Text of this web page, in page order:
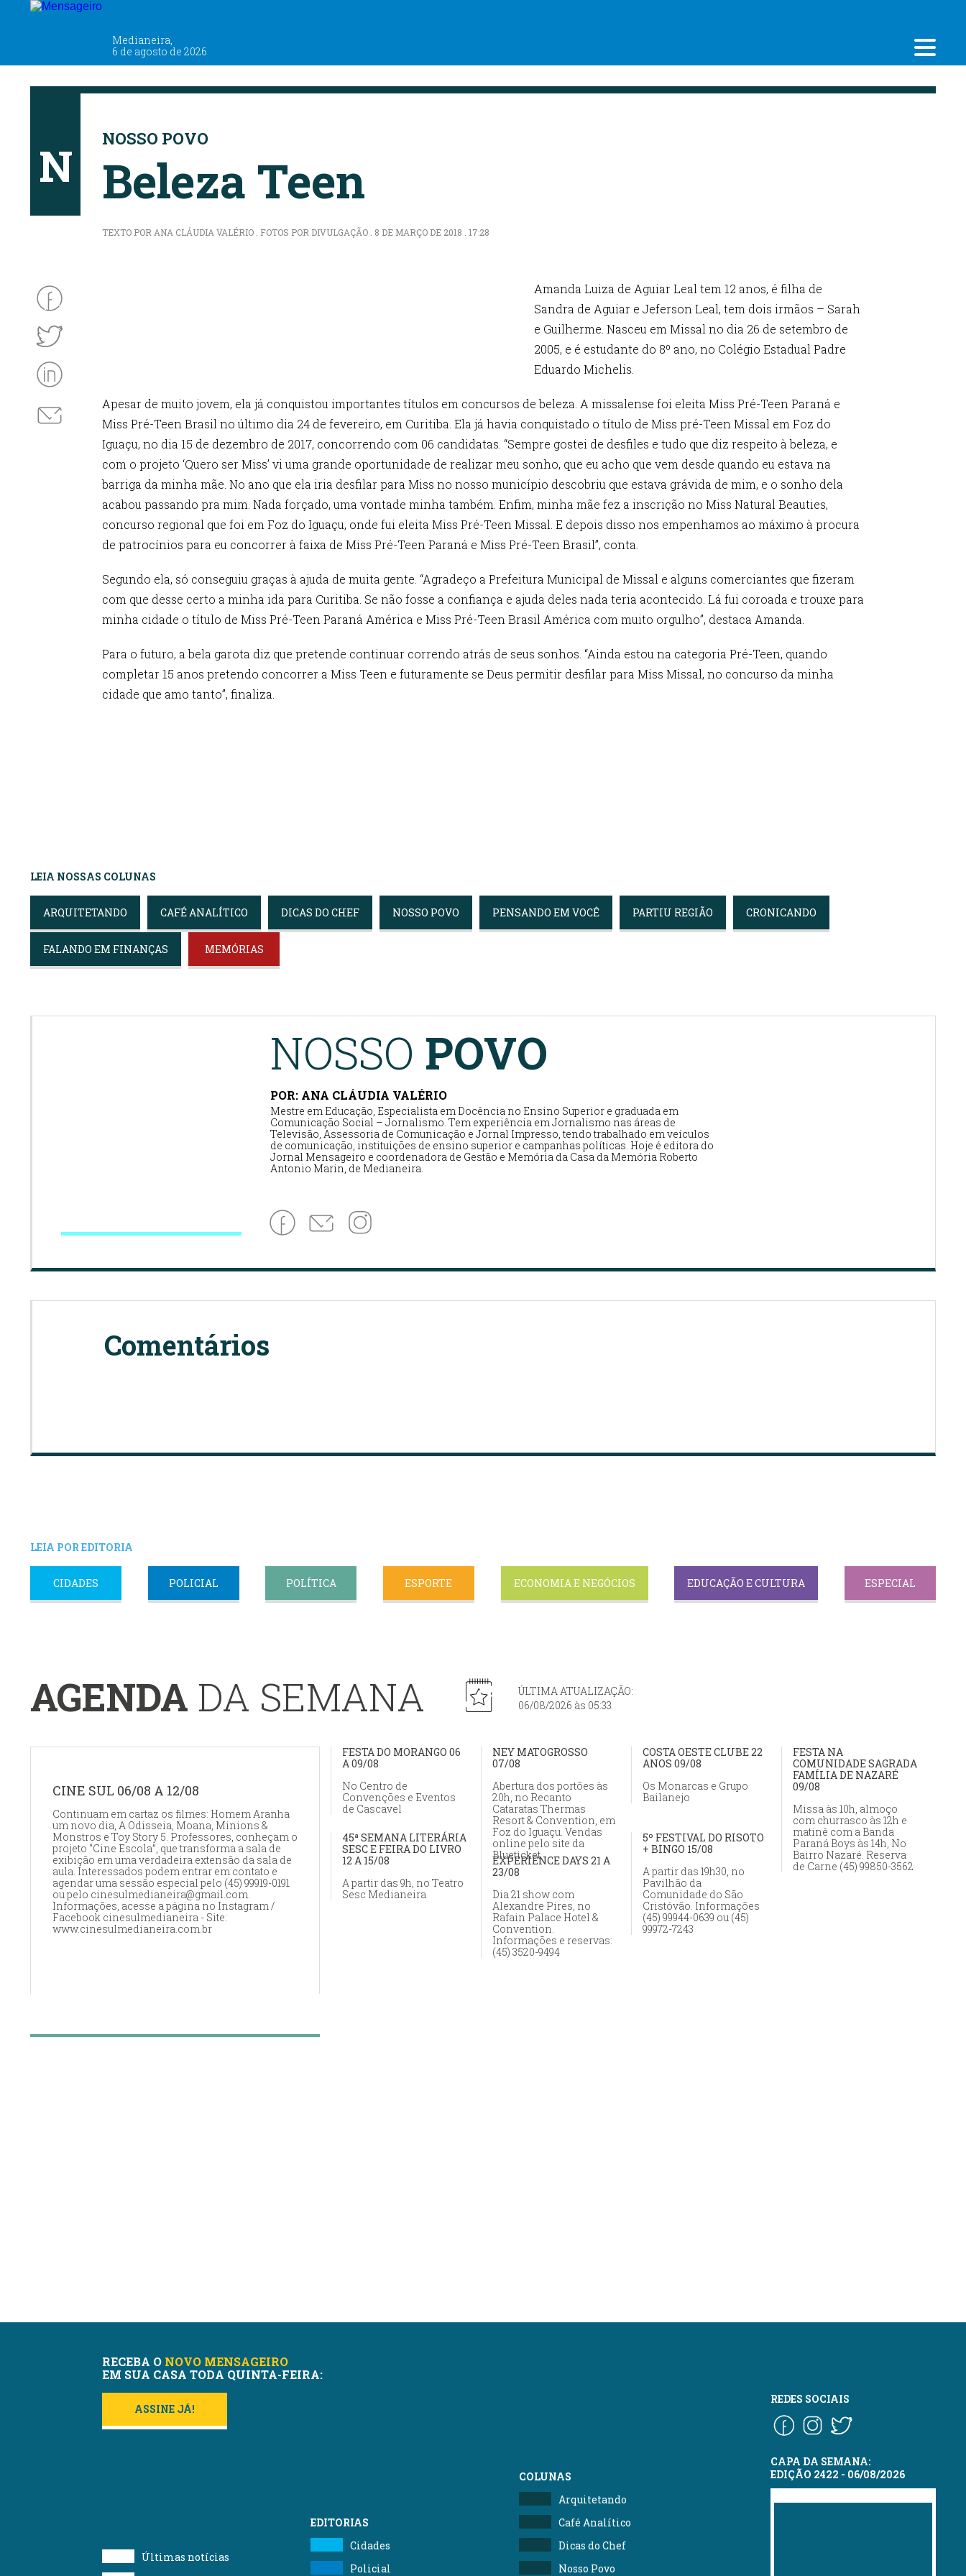
Medianeira,
6 de agosto de 2026
N
NOSSO POVO NOSSO POVO
Beleza Teen
TEXTO POR ANA CLÁUDIA VALÉRIO . FOTOS POR DIVULGAÇÃO . 8 DE MARÇO DE 2018 . 17:28
A missalense conquistou os títulos de Miss Pré-Teen Paraná e Miss Pré-Teen Brasil
Amanda Luiza de Aguiar Leal tem 12 anos, é filha de
Sandra de Aguiar e Jeferson Leal, tem dois irmãos – Sarah
e Guilherme. Nasceu em Missal no dia 26 de setembro de
2005, e é estudante do 8º ano, no Colégio Estadual Padre
Eduardo Michelis.
Apesar de muito jovem, ela já conquistou importantes títulos em concursos de beleza. A missalense foi eleita Miss Pré-Teen Paraná e
Miss Pré-Teen Brasil no último dia 24 de fevereiro, em Curitiba. Ela já havia conquistado o título de Miss pré-Teen Missal em Foz do
Iguaçu, no dia 15 de dezembro de 2017, concorrendo com 06 candidatas. “Sempre gostei de desfiles e tudo que diz respeito à beleza, e
com o projeto ‘Quero ser Miss’ vi uma grande oportunidade de realizar meu sonho, que eu acho que vem desde quando eu estava na
barriga da minha mãe. No ano que ela iria desfilar para Miss no nosso município descobriu que estava grávida de mim, e o sonho dela
acabou passando pra mim. Nada forçado, uma vontade minha também. Enfim, minha mãe fez a inscrição no Miss Natural Beauties,
concurso regional que foi em Foz do Iguaçu, onde fui eleita Miss Pré-Teen Missal. E depois disso nos empenhamos ao máximo à procura
de patrocínios para eu concorrer à faixa de Miss Pré-Teen Paraná e Miss Pré-Teen Brasil”, conta.
Segundo ela, só conseguiu graças à ajuda de muita gente. “Agradeço a Prefeitura Municipal de Missal e alguns comerciantes que fizeram
com que desse certo a minha ida para Curitiba. Se não fosse a confiança e ajuda deles nada teria acontecido. Lá fui coroada e trouxe para
minha cidade o título de Miss Pré-Teen Paraná América e Miss Pré-Teen Brasil América com muito orgulho”, destaca Amanda.
Para o futuro, a bela garota diz que pretende continuar correndo atrás de seus sonhos. “Ainda estou na categoria Pré-Teen, quando
completar 15 anos pretendo concorrer a Miss Teen e futuramente se Deus permitir desfilar para Miss Missal, no concurso da minha
cidade que amo tanto”, finaliza.
LEIA NOSSAS COLUNAS
ARQUITETANDO CAFÉ ANALÍTICO DICAS DO CHEF NOSSO POVO PENSANDO EM VOCÊ PARTIU REGIÃO CRONICANDO
FALANDO EM FINANÇAS MEMÓRIAS
NOSSO POVO
POR: ANA CLÁUDIA VALÉRIO
Mestre em Educação, Especialista em Docência no Ensino Superior e graduada em
Comunicação Social – Jornalismo. Tem experiência em Jornalismo nas áreas de
Televisão, Assessoria de Comunicação e Jornal Impresso, tendo trabalhado em veículos
de comunicação, instituições de ensino superior e campanhas políticas. Hoje é editora do
Jornal Mensageiro e coordenadora de Gestão e Memória da Casa da Memória Roberto
Antonio Marin, de Medianeira.
Comentários
LEIA POR EDITORIA
CIDADES POLICIAL POLÍTICA ESPORTE ECONOMIA E NEGÓCIOS EDUCAÇÃO E CULTURA ESPECIAL
AGENDA DA SEMANA
ÚLTIMA ATUALIZAÇÃO:
06/08/2026 às 05:33
CINE SUL 06/08 A 12/08
Continuam em cartaz os filmes: Homem Aranha
um novo dia, A Odisseia, Moana, Minions &
Monstros e Toy Story 5. Professores, conheçam o
projeto “Cine Escola”, que transforma a sala de
exibição em uma verdadeira extensão da sala de
aula. Interessados podem entrar em contato e
agendar uma sessão especial pelo (45) 99919-0191
ou pelo cinesulmedianeira@gmail.com.
Informações, acesse a página no Instagram /
Facebook cinesulmedianeira - Site:
www.cinesulmedianeira.com.br
FESTA DO MORANGO 06
A 09/08
No Centro de
Convenções e Eventos
de Cascavel
NEY MATOGROSSO
07/08
Abertura dos portões às
20h, no Recanto
Cataratas Thermas
Resort & Convention, em
Foz do Iguaçu. Vendas
online pelo site da
Blueticket
COSTA OESTE CLUBE 22
ANOS 09/08
Os Monarcas e Grupo
Bailanejo
FESTA NA
COMUNIDADE SAGRADA
FAMÍLIA DE NAZARÉ
09/08
Missa às 10h, almoço
com churrasco às 12h e
matinê com a Banda
Paraná Boys às 14h, No
Bairro Nazaré. Reserva
de Carne (45) 99850-3562
45ª SEMANA LITERÁRIA
SESC E FEIRA DO LIVRO
12 A 15/08
A partir das 9h, no Teatro
Sesc Medianeira
5º FESTIVAL DO RISOTO
+ BINGO 15/08
A partir das 19h30, no
Pavilhão da
Comunidade do São
Cristóvão. Informações
(45) 99944-0639 ou (45)
99972-7243
EXPERIENCE DAYS 21 A
23/08
Dia 21 show com
Alexandre Pires, no
Rafain Palace Hotel &
Convention.
Informações e reservas:
(45) 3520-9494
RECEBA O NOVO MENSAGEIRO
EM SUA CASA TODA QUINTA-FEIRA:
ASSINE JÁ!
Últimas notícias
EDITORIAS
Cidades
Policial
COLUNAS
Arquitetando
Café Analítico
Dicas do Chef
Nosso Povo
REDES SOCIAIS
CAPA DA SEMANA:
EDIÇÃO 2422 - 06/08/2026